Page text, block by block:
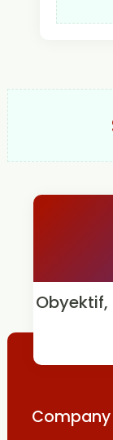
Company